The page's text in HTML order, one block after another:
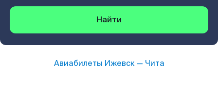
Найти
Авиабилеты Ижевск— Чита